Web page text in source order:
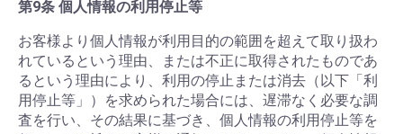
第9条 個人情報の利用停止等
お客様より個人情報が利用目的の範囲を超えて取り扱わ
れているという理由、または不正に取得されたものであ
るという理由により、利用の停止または消去（以下「利
用停止等」）を求められた場合には、遅滞なく必要な調
査を行い、その結果に基づき、個人情報の利用停止等を